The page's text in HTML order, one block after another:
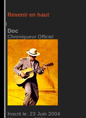
Revenir en haut
Doc
Chroniqueur Officiel
Inscrit le: 23 Juin 2004